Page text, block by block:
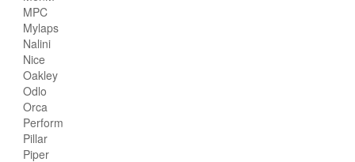
MPC
Mylaps
Nalini
Nice
Oakley
Odlo
Orca
Perform
Pillar
Piper